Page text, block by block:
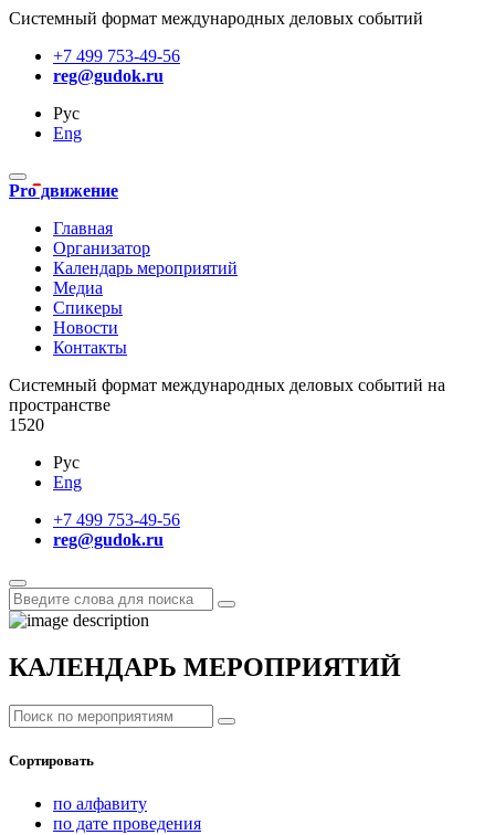
Системный формат международных деловых событий
+7 499 753-49-56
reg@gudok.ru
Рус
Eng
Pro движение
Главная
Организатор
Календарь мероприятий
Медиа
Спикеры
Новости
Контакты
Cистемный формат международных деловых событий на
пространстве
1520
Рус
Eng
+7 499 753-49-56
reg@gudok.ru
КАЛЕНДАРЬ МЕРОПРИЯТИЙ
Сортировать
по алфавиту
по дате проведения